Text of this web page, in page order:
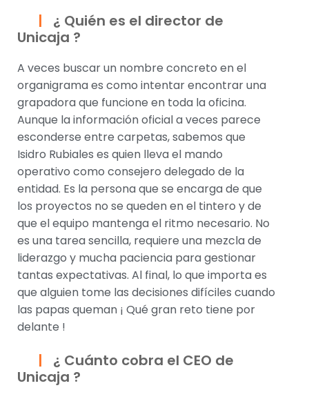
¿ Quién es el director de
Unicaja ?
A veces buscar un nombre concreto en el
organigrama es como intentar encontrar una
grapadora que funcione en toda la oficina.
Aunque la información oficial a veces parece
esconderse entre carpetas, sabemos que
Isidro Rubiales es quien lleva el mando
operativo como consejero delegado de la
entidad. Es la persona que se encarga de que
los proyectos no se queden en el tintero y de
que el equipo mantenga el ritmo necesario. No
es una tarea sencilla, requiere una mezcla de
liderazgo y mucha paciencia para gestionar
tantas expectativas. Al final, lo que importa es
que alguien tome las decisiones difíciles cuando
las papas queman ¡ Qué gran reto tiene por
delante !
¿ Cuánto cobra el CEO de
Unicaja ?